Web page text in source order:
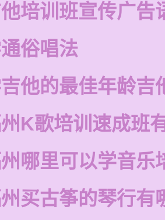
培训班宣传广告
俗唱法
他的最佳年龄吉
K歌培训速成班
哪里可以学音乐
买古筝的琴行有